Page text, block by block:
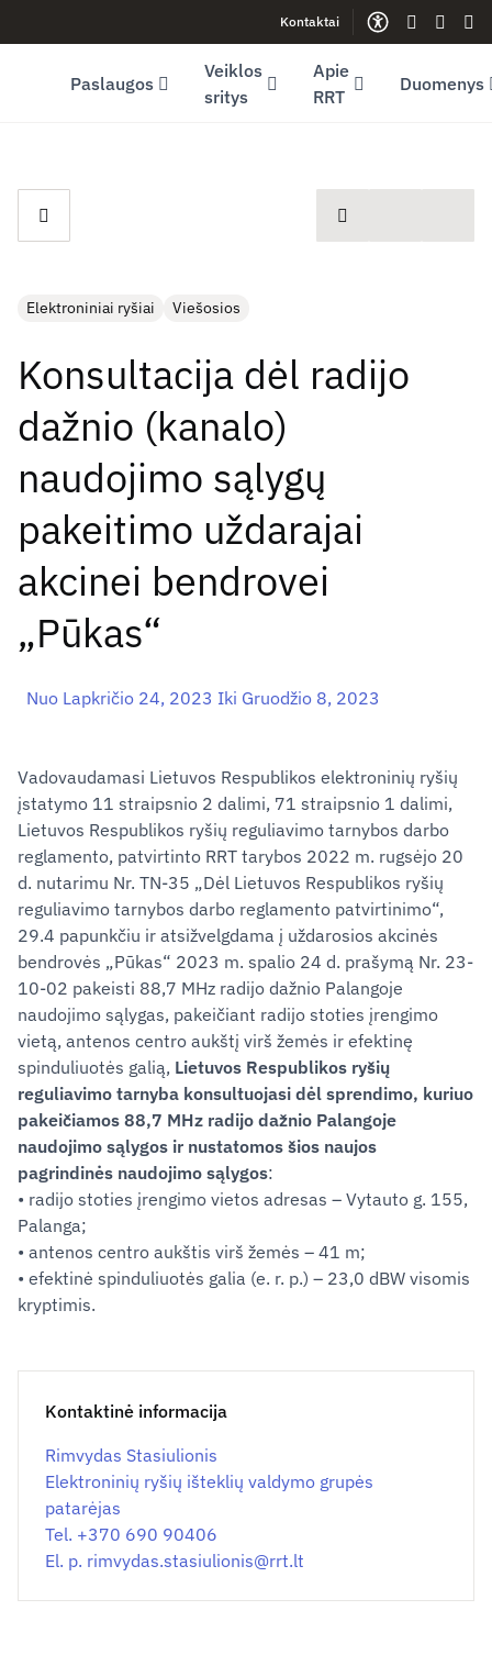
Youtube (opens in new window)Kontaktai
Gestų
Paslaugos
Veiklos
sritys
Apie
RRT
Duomenys
spausdinti
Elektroniniai ryšiai Viešosios
Konsultacija dėl radijo
dažnio (kanalo)
naudojimo sąlygų
pakeitimo uždarajai
akcinei bendrovei
„Pūkas“
Nuo Lapkričio 24, 2023 Iki Gruodžio 8, 2023
Vadovaudamasi Lietuvos Respublikos elektroninių ryšių
įstatymo 11 straipsnio 2 dalimi, 71 straipsnio 1 dalimi,
Lietuvos Respublikos ryšių reguliavimo tarnybos darbo
reglamento, patvirtinto RRT tarybos 2022 m. rugsėjo 20
d. nutarimu Nr. TN-35 „Dėl Lietuvos Respublikos ryšių
reguliavimo tarnybos darbo reglamento patvirtinimo“,
29.4 papunkčiu ir atsižvelgdama į uždarosios akcinės
bendrovės „Pūkas“ 2023 m. spalio 24 d. prašymą Nr. 23-
10-02 pakeisti 88,7 MHz radijo dažnio Palangoje
naudojimo sąlygas, pakeičiant radijo stoties įrengimo
vietą, antenos centro aukštį virš žemės ir efektinę
spinduliuotės galią, Lietuvos Respublikos ryšių
reguliavimo tarnyba konsultuojasi dėl sprendimo, kuriuo
pakeičiamos 88,7 MHz radijo dažnio Palangoje
naudojimo sąlygos ir nustatomos šios naujos
pagrindinės naudojimo sąlygos:
• radijo stoties įrengimo vietos adresas – Vytauto g. 155,
Palanga;
• antenos centro aukštis virš žemės – 41 m;
• efektinė spinduliuotės galia (e. r. p.) – 23,0 dBW visomis
kryptimis.
Kontaktinė informacija
Rimvydas Stasiulionis
Elektroninių ryšių išteklių valdymo grupės
patarėjas
Tel. +370 690 90406
El. p. rimvydas.stasiulionis@rrt.lt